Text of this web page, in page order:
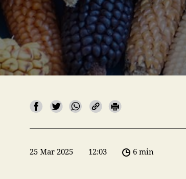
25 Mar 2025 12:03 6 min